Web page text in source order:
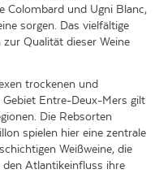
Colombard und Ugni Blanc,
sorgen. Das vielfältige
Qualität dieser Weine
trockenen und
Gebiet Entre-Deux-Mers gilt
Die Rebsorten
spielen hier eine zentrale
Weißweine, die
Atlantikeinfluss ihre